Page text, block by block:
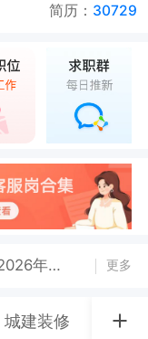
简历： 30729
公告！潢川县文联公开招聘全日制公益性岗位人员
信阳工业中等职业学校2026年招聘公告【至7.31】 更多
城建装修 客户